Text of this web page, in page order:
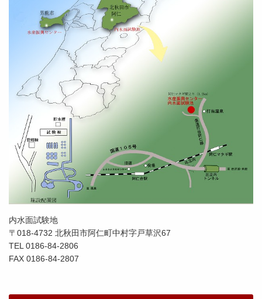
内水面試験地
〒018-4732 北秋田市阿仁町中村字戸草沢67
TEL 0186-84-2806
FAX 0186-84-2807